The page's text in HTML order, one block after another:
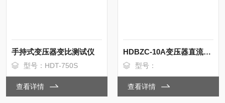
手持式变压器变比测试仪
型号：HDT-750S
查看详情
HDBZC-10A变压器直流电阻测试仪
型号：
查看详情